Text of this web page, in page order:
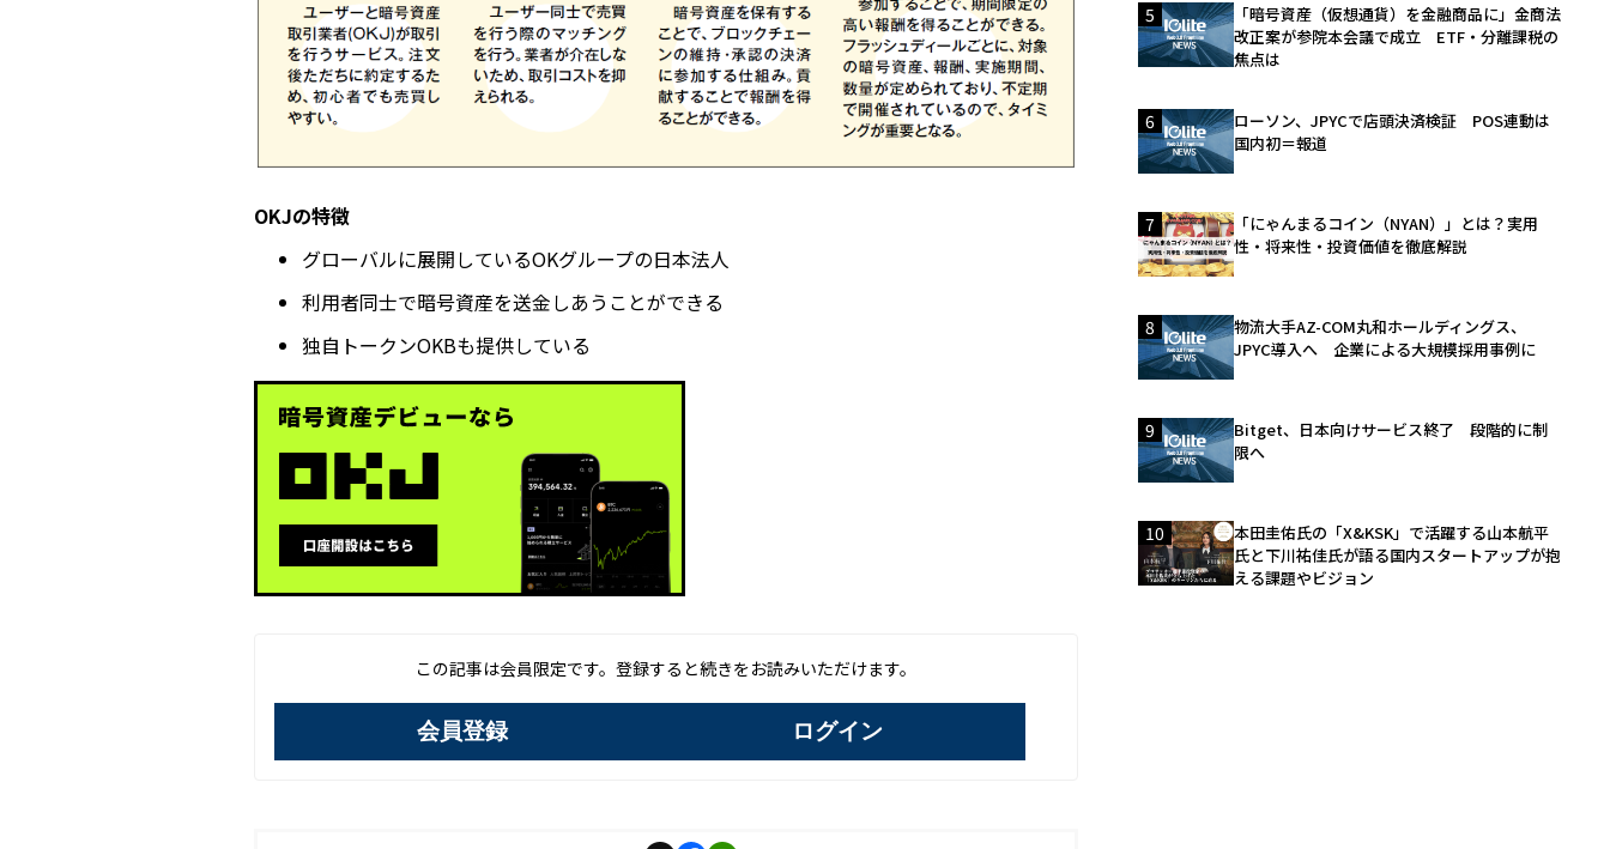
OKJの特徴
グローバルに展開しているOKグループの日本法人
利用者同士で暗号資産を送金しあうことができる
独自トークンOKBも提供している
この記事は会員限定です。登録すると続きをお読みいただけます。
会員登録 ログイン
5
「暗号資産（仮想通貨）を金融商品に」金商法
改正案が参院本会議で成立 ETF・分離課税の
焦点は
6
ローソン、JPYCで店頭決済検証 POS連動は
国内初＝報道
7
「にゃんまるコイン（NYAN）」とは？実用
性・将来性・投資価値を徹底解説
8
物流大手AZ-COM丸和ホールディングス、
JPYC導入へ 企業による大規模採用事例に
9
Bitget、日本向けサービス終了 段階的に制
限へ
10
本田圭佑氏の「X&KSK」で活躍する山本航平
氏と下川祐佳氏が語る国内スタートアップが抱
える課題やビジョン